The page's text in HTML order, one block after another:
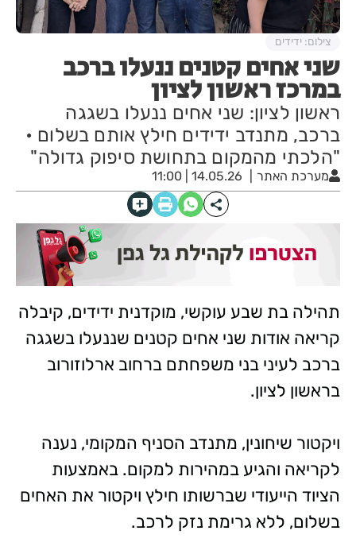
שני אחים קטנים ננעלו ברכב
במרכז ראשון לציון
ראשון לציון: שני אחים ננעלו בשגגה
ברכב, מתנדב ידידים חילץ אותם בשלום •
"הלכתי מהמקום בתחושת סיפוק גדולה"
מערכת האתר 14.05.26 | 11:00
צילום: ידידים
תהילה בת שבע עוקשי, מוקדנית ידידים, קיבלה
קריאה אודות שני אחים קטנים שננעלו בשגגה
ברכב לעיני בני משפחתם ברחוב ארלוזורוב
בראשון לציון.
ויקטור שיחונין, מתנדב הסניף המקומי, נענה
לקריאה והגיע במהירות למקום. באמצעות
הציוד הייעודי שברשותו חילץ ויקטור את האחים
בשלום, ללא גרימת נזק לרכב.